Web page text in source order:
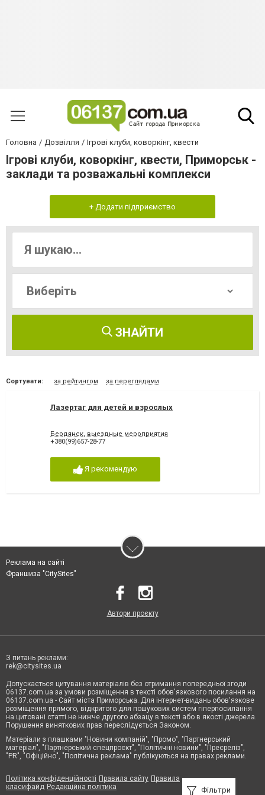
Головна Дозвілля Ігрові клуби, коворкінг, квести
Ігрові клуби, коворкінг, квести, Приморськ -
заклади та розважальні комплекси
+ Додати підприємство
ЗНАЙТИ
Сортувати: за рейтингом за переглядами
Лазертаг для детей и взрослых
Бердянск, выездные мероприятия
+380(99)657-28-77
Я рекомендую
Фільтри
Реклама на сайті
Франшиза "CitySites"
Автори проєкту
З питань реклами:
rek@citysites.ua
Допускається цитування матеріалів без отримання попередньої згоди
06137.com.ua за умови розміщення в тексті обов'язкового посилання на
06137.com.ua - Сайт міста Приморська. Для інтернет-видань обов'язкове
розміщення прямого, відкритого для пошукових систем гіперпосилання
на цитовані статті не нижче другого абзацу в тексті або в якості джерела.
Порушення виняткових прав переслідується Законом.
Матеріали з плашками "Новини компаній", "Промо", "Партнерський
матеріал", "Партнерський спецпроєкт", "Політичні новини", "Пресреліз",
"PR", "Офіційно", "Політична реклама" публікуються на правах реклами.
Політика конфіденційності Правила сайту Правила
класифайд Редакційна політика